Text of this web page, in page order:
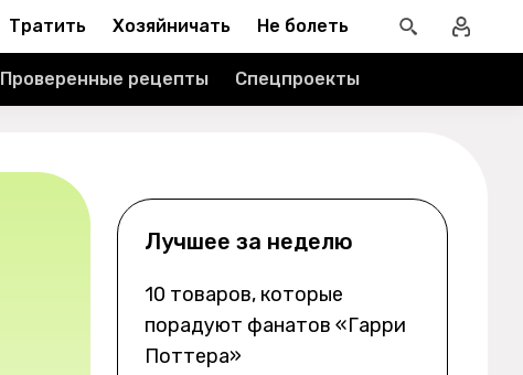
Тратить Хозяйничать Не болеть
Проверенные рецепты Спецпроекты
Лучшее за неделю
10 товаров, которые
порадуют фанатов «Гарри
Поттера»